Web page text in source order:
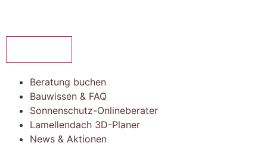
Beratung buchen
Bauwissen & FAQ
Sonnenschutz-Onlineberater
Lamellendach 3D-Planer
News & Aktionen